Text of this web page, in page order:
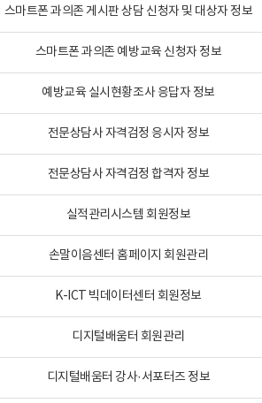
스마트폰 과의존 게시판 상담 신청자 및 대상자 정보
스마트폰 과의존 예방교육 신청자 정보
예방교육 실시현황조사 응답자 정보
전문상담사 자격검정 응시자 정보
전문상담사 자격검정 합격자 정보
실적관리시스템 회원정보
손말이음센터 홈페이지 회원관리
K-ICT 빅데이터센터 회원정보
디지털배움터 회원관리
디지털배움터 강사·서포터즈 정보